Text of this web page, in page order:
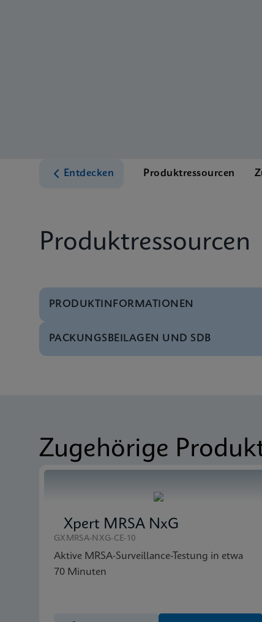
Entdecken Produktressourcen
Produktressourcen
PRODUKTINFORMATIONEN
Test-Menü Test Menu CE-IVD
PACKUNGSBEILAGEN UND SDB
Zugehörige
Xpert MRSA NxG
GXMRSA-NXG-CE-10
Aktive MRSA-Surveillance-Testung in etwa
70 Minuten